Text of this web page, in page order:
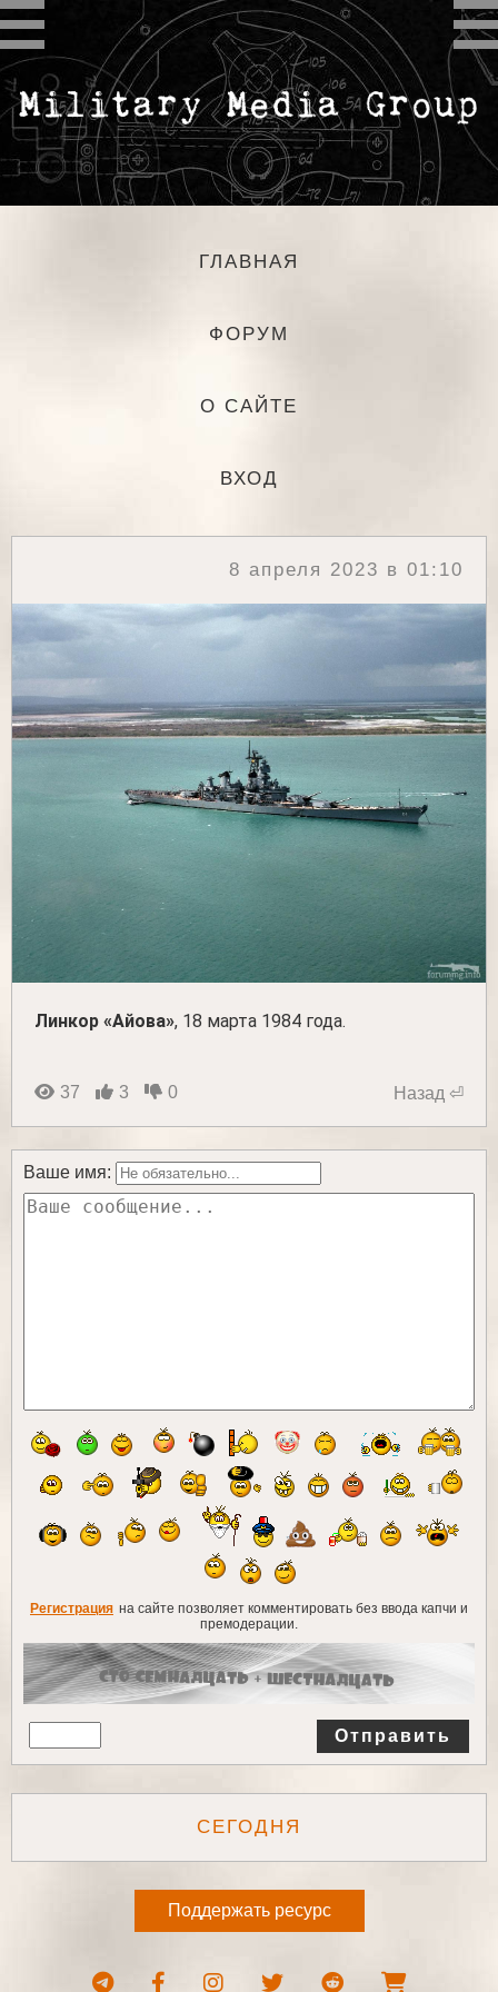
ГЛАВНАЯ
ФОРУМ
О САЙТЕ
ВХОД
8 апреля 2023 в 01:10
Линкор «Айова», 18 марта 1984 года.
37 3 0 Назад ⏎
Ваше имя:
Регистрация на сайте позволяет комментировать без ввода капчи и
премодерации.
Отправить
СЕГОДНЯ
Поддержать ресурс